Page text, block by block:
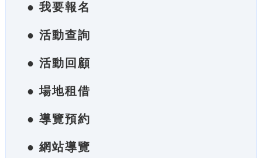
● 我要報名
● 活動查詢
● 活動回顧
● 場地租借
● 導覽預約
● 網站導覽